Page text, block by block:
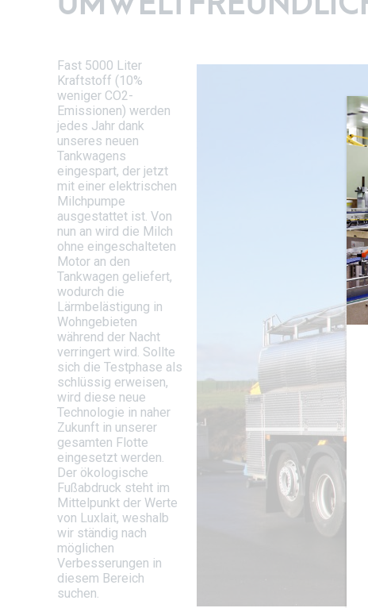
Fast 5000 Liter
Kraftstoff (10%
weniger CO2-
Emissionen) werden
jedes Jahr dank
unseres neuen
Tankwagens
eingespart, der jetzt
mit einer elektrischen
Milchpumpe
ausgestattet ist. Von
nun an wird die Milch
ohne eingeschalteten
Motor an den
Tankwagen geliefert,
wodurch die
Lärmbelästigung in
Wohngebieten
während der Nacht
verringert wird. Sollte
sich die Testphase als
schlüssig erweisen,
wird diese neue
Technologie in naher
Zukunft in unserer
gesamten Flotte
eingesetzt werden.
Der ökologische
Fußabdruck steht im
Mittelpunkt der Werte
von Luxlait, weshalb
wir ständig nach
möglichen
Verbesserungen in
diesem Bereich
suchen.